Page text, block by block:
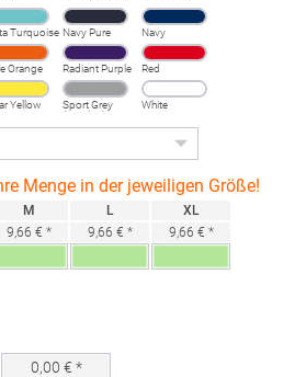
Turquoise Navy Pure Navy
Orange Radiant Purple Red
Yellow
Sport Grey
(Heather)
White
Menge in der jeweiligen Größe!
M
9,66 € *
L
9,66 € *
XL
9,66 € *
0,00 € *